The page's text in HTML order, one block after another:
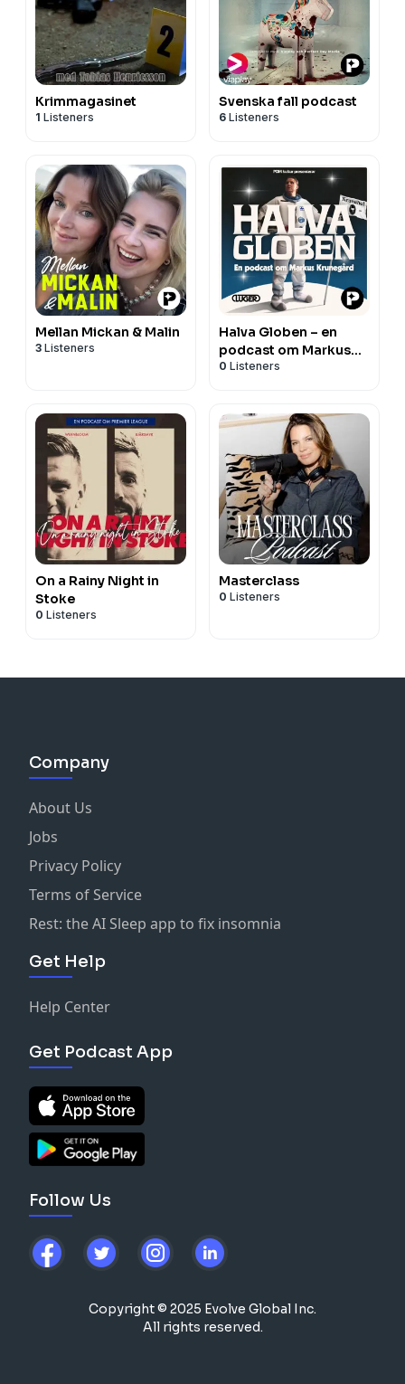
Krimmagasinet
1 Listeners
Svenska fall podcast
6 Listeners
Mellan Mickan & Malin
3 Listeners
Halva Globen – en
podcast om Markus
Krunegård
0 Listeners
On a Rainy Night in
Stoke
0 Listeners
Masterclass
0 Listeners
Company
About Us
Jobs
Privacy Policy
Terms of Service
Rest: the AI Sleep app to fix insomnia
Get Help
Help Center
Get Podcast App
Follow Us
Copyright © 2025 Evolve Global Inc.
All rights reserved.